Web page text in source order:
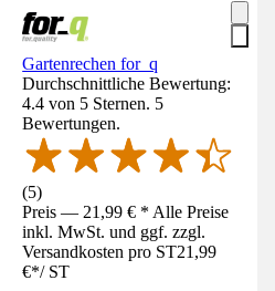
Gartenrechen for_q
Durchschnittliche Bewertung:
4.4 von 5 Sternen. 5
Bewertungen.
(5)
Preis — 21,99 € * Alle Preise
inkl. MwSt. und ggf. zzgl.
Versandkosten pro ST21,99
€*/ ST